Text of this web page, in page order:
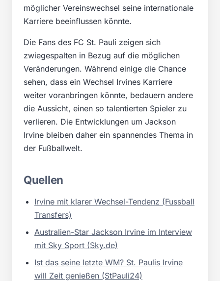
möglicher Vereinswechsel seine internationale
Karriere beeinflussen könnte.
Die Fans des FC St. Pauli zeigen sich
zwiegespalten in Bezug auf die möglichen
Veränderungen. Während einige die Chance
sehen, dass ein Wechsel Irvines Karriere
weiter voranbringen könnte, bedauern andere
die Aussicht, einen so talentierten Spieler zu
verlieren. Die Entwicklungen um Jackson
Irvine bleiben daher ein spannendes Thema in
der Fußballwelt.
Quellen
Irvine mit klarer Wechsel-Tendenz (Fussball
Transfers)
Australien-Star Jackson Irvine im Interview
mit Sky Sport (Sky.de)
Ist das seine letzte WM? St. Paulis Irvine
will Zeit genießen (StPauli24)